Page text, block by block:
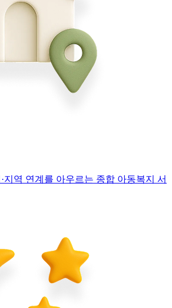
지역 연계를 아우르는 종합 아동복지 서